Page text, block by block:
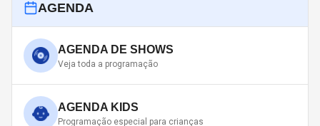
AGENDA
AGENDA DE SHOWS
Veja toda a programação
AGENDA KIDS
Programação especial para crianças